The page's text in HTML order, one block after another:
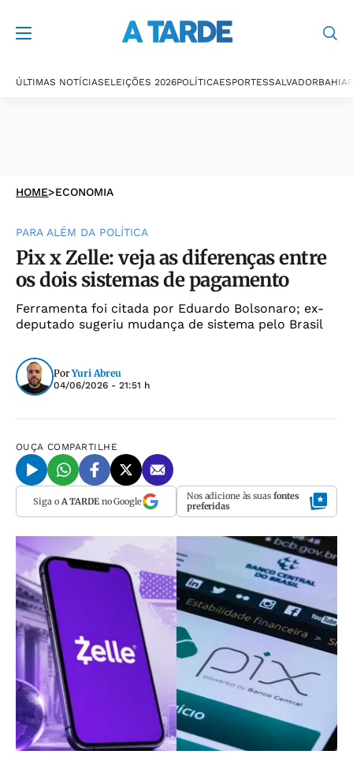
ÚLTIMAS NOTÍCIASELEIÇÕES 2026POLÍTICAESPORTESSALVADORBAHIA
HOME>ECONOMIA
PARA ALÉM DA POLÍTICA
Pix x Zelle: veja as diferenças entre
os dois sistemas de pagamento
Ferramenta foi citada por Eduardo Bolsonaro; ex-
deputado sugeriu mudança de sistema pelo Brasil
Por Yuri Abreu
04/06/2026 - 21:51 h
OUÇA COMPARTILHE
Siga o A TARDEno Google Nos adicione às suas fontes
preferidas